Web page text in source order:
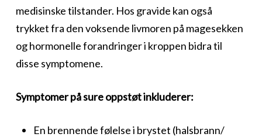
medisinske tilstander. Hos gravide kan også
trykket fra den voksende livmoren på magesekken
og hormonelle forandringer i kroppen bidra til
disse symptomene.
Symptomer på sure oppstøt inkluderer:
En brennende følelse i brystet (halsbrann/